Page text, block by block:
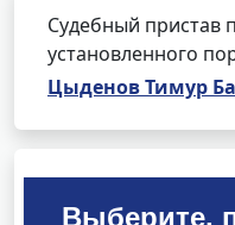
Судебный пристав
установленного
Цыденов Тимур